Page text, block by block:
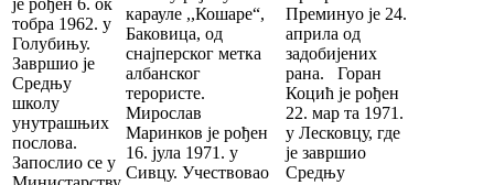
тобра 1962. у
Голубињу.
Завршио је
Средњу
школу
унутрашњих
послова.
Запослио се у
карауле ,,Кошаре“,
Баковица, од
снајперског метка
албанског
терористе.
Мирослав
Маринков је рођен
16. јула 1971. у
Сивцу. Учествовао
Преминуо је 24.
априла од
задобијених
рана. Горан
Коцић је рођен
22. мар та 1971.
у Лесковцу, где
је завршио
Средњу